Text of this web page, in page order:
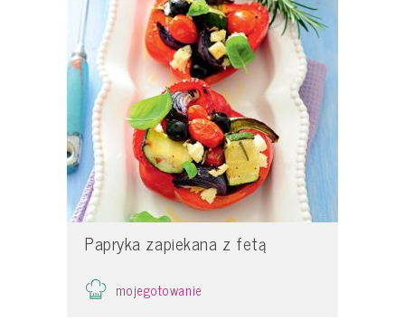
Papryka zapiekana z fetą
mojegotowanie